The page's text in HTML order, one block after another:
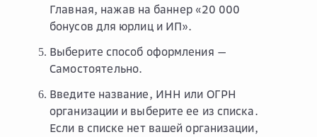
Главная, нажав на баннер «20 000
бонусов для юрлиц и ИП».
Выберите способ оформления —
Самостоятельно.
Введите название, ИНН или ОГРН
организации и выберите ее из списка.
Если в списке нет вашей организации,